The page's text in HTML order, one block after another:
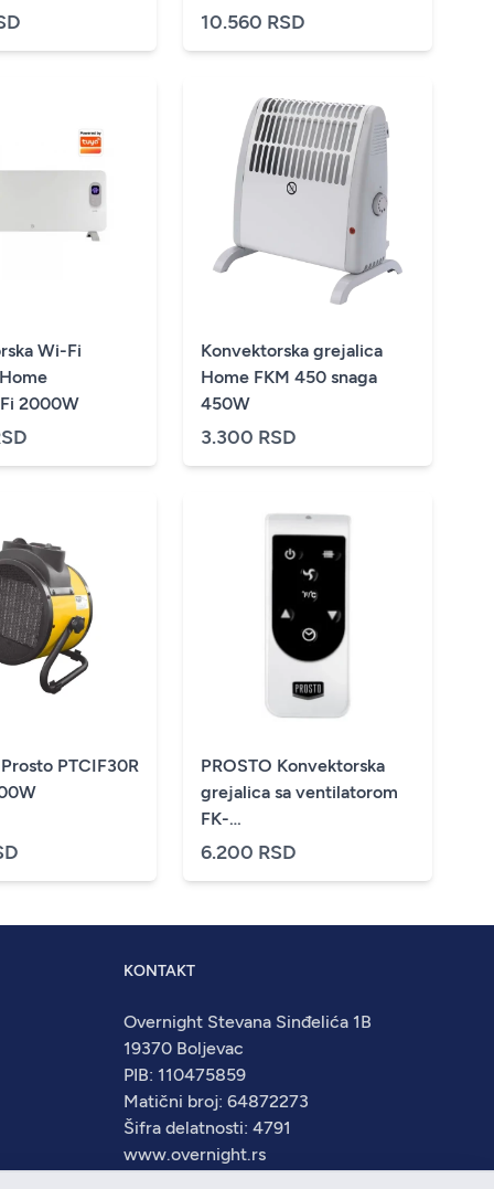
10.560 RSD
Wi-Fi
FK420WiFi 2000W
Konvektorska grejalica
Home FKM 450 snaga
450W
3.300 RSD
PTCIF30R
PROSTO Konvektorska
grejalica sa ventilatorom
FK-
Y06D,2000W,displej,sa
6.200 RSD
KONTAKT
Overnight Stevana Sinđelića 1B
19370 Boljevac
PIB: 110475859
Matični broj: 64872273
Šifra delatnosti: 4791
www.overnight.rs